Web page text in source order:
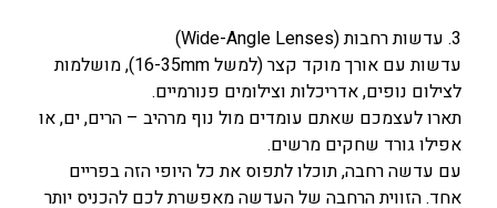
3. עדשות רחבות (Wide-Angle Lenses)
עדשות עם אורך מוקד קצר (למשל 16-35mm), מושלמות
לצילום נופים, אדריכלות וצילומים פנורמיים.
תארו לעצמכם שאתם עומדים מול נוף מרהיב – הרים, ים, או
אפילו גורד שחקים מרשים.
עם עדשה רחבה, תוכלו לתפוס את כל היופי הזה בפריים
אחד. הזווית הרחבה של העדשה מאפשרת לכם להכניס יותר